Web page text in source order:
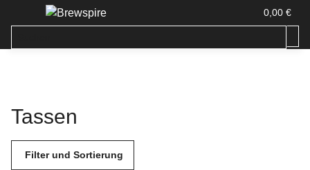
0,00 €
Tassen
Filter und Sortierung